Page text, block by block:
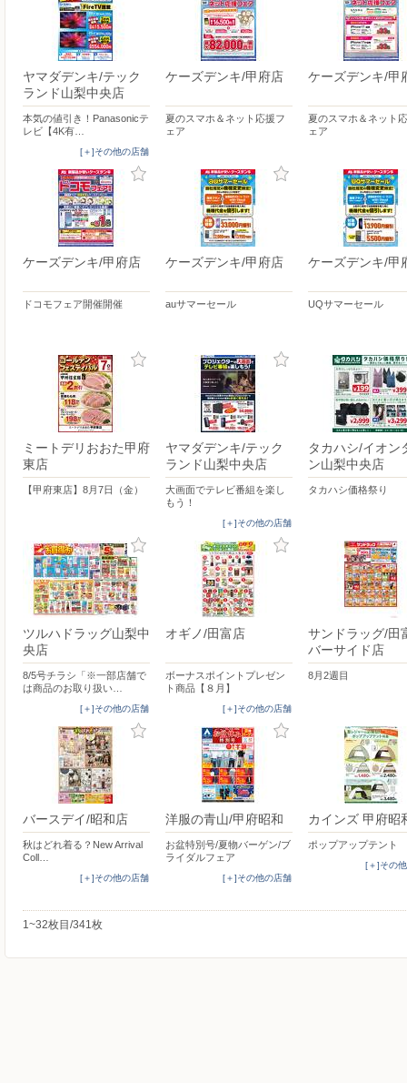
ヤマダデンキ/テック
ランド山梨中央店
本気の値引き！Panasonicテ
レビ【4K有…
[＋]その他の店舗
ケーズデンキ/甲府店
夏のスマホ＆ネット応援フ
ェア
ケーズデンキ/甲
夏のスマホ＆ネット
ェア
ケーズデンキ/甲府店
ドコモフェア開催開催
ケーズデンキ/甲府店
auサマーセール
ケーズデンキ/甲
UQサマーセール
ミートデリおおた甲府
東店
【甲府東店】8月7日（金）
ヤマダデンキ/テック
ランド山梨中央店
大画面でテレビ番組を楽し
もう！
[＋]その他の店舗
タカハシ/イオン
ン山梨中央店
タカハシ価格祭り
ツルハドラッグ山梨中
央店
8/5号チラシ「※一部店舗で
は商品のお取り扱い…
[＋]その他の店舗
オギノ/田富店
ボーナスポイントプレゼン
ト商品【８月】
[＋]その他の店舗
サンドラッグ/田
バーサイド店
8月2週目
バースデイ/昭和店
秋はどれ着る？New Arrival
Coll…
[＋]その他の店舗
洋服の青山/甲府昭和
お盆特別号/夏物バーゲン/ブ
ライダルフェア
[＋]その他の店舗
カインズ 甲府昭
ポップアップテント
[＋]その
1~32枚目/341枚